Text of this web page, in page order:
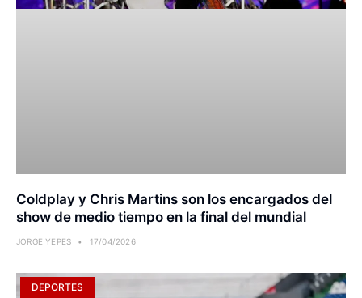
Coldplay y Chris Martins son los encargados del
show de medio tiempo en la final del mundial
JORGE YEPES 17/04/2026
DEPORTES